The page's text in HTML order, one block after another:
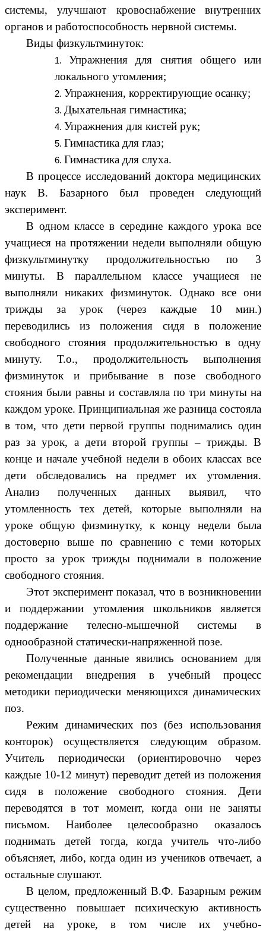
системы, улучшают кровоснабжение внутренних
органов и работоспособность нервной системы.
Виды физкультминуток:
Упражнения для снятия общего или
локального утомления;
Упражнения, корректирующие осанку;
Дыхательная гимнастика;
Упражнения для кистей рук;
Гимнастика для глаз;
Гимнастика для слуха.
В процессе исследований доктора медицинских
наук В. Базарного был проведен следующий
эксперимент.
В одном классе в середине каждого урока все
учащиеся на протяжении недели выполняли общую
физкультминутку продолжительностью по 3
минуты. В параллельном классе учащиеся не
выполняли никаких физминуток. Однако все они
трижды за урок (через каждые 10 мин.)
переводились из положения сидя в положение
свободного стояния продолжительностью в одну
минуту. Т.о., продолжительность выполнения
физминуток и прибывание в позе свободного
стояния были равны и составляла по три минуты на
каждом уроке. Принципиальная же разница состояла
в том, что дети первой группы поднимались один
раз за урок, а дети второй группы – трижды. В
конце и начале учебной недели в обоих классах все
дети обследовались на предмет их утомления.
Анализ полученных данных выявил, что
утомленность тех детей, которые выполняли на
уроке общую физминутку, к концу недели была
достоверно выше по сравнению с теми которых
просто за урок трижды поднимали в положение
свободного стояния.
Этот эксперимент показал, что в возникновении
и поддержании утомления школьников является
поддержание телесно-мышечной системы в
однообразной статически-напряженной позе.
Полученные данные явились основанием для
рекомендации внедрения в учебный процесс
методики периодически меняющихся динамических
поз.
Режим динамических поз (без использования
конторок) осуществляется следующим образом.
Учитель периодически (ориентировочно через
каждые 10-12 минут) переводит детей из положения
сидя в положение свободного стояния. Дети
переводятся в тот момент, когда они не заняты
письмом. Наиболее целесообразно оказалось
поднимать детей тогда, когда учитель что-либо
объясняет, либо, когда один из учеников отвечает, а
остальные слушают.
В целом, предложенный В.Ф. Базарным режим
существенно повышает психическую активность
детей на уроке, в том числе их учебно-